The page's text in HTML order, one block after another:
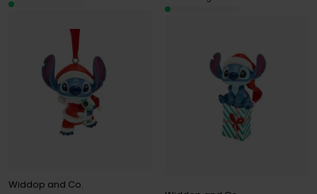
Widdop and Co.